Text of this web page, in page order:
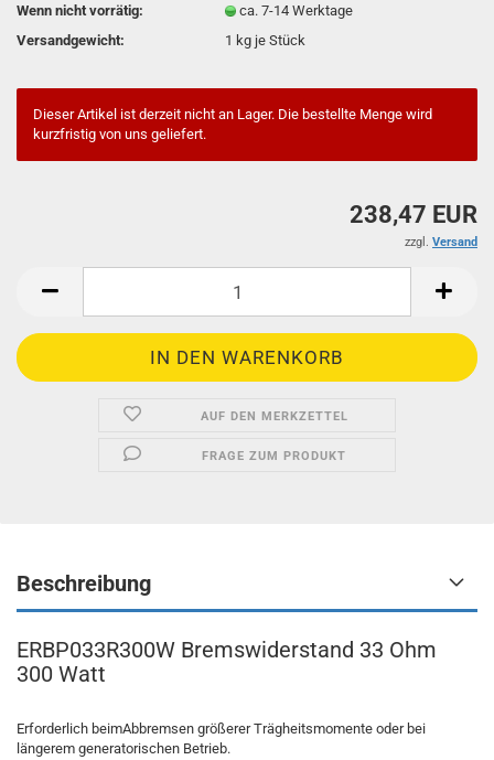
Wenn nicht vorrätig:
ca. 7-14 Werktage
Versandgewicht:
1 kg je Stück
Dieser Artikel ist derzeit nicht an Lager. Die bestellte Menge wird
kurzfristig von uns geliefert.
238,47 EUR
zzgl. Versand
AUF DEN MERKZETTEL
FRAGE ZUM PRODUKT
Beschreibung
ERBP033R300W Bremswiderstand 33 Ohm
300 Watt
Erforderlich beimAbbremsen größerer Trägheitsmomente oder bei
längerem generatorischen Betrieb.